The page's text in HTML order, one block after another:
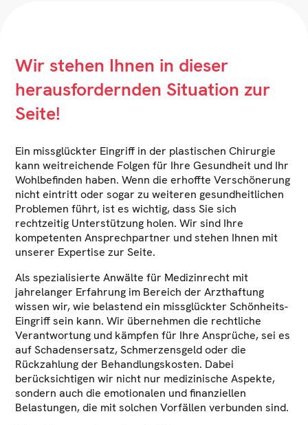
Wir stehen Ihnen in dieser
herausfordernden Situation zur
Seite!
Ein missglückter Eingriff in der plastischen Chirurgie
kann weitreichende Folgen für Ihre Gesundheit und Ihr
Wohlbefinden haben. Wenn die erhoffte Verschönerung
nicht eintritt oder sogar zu weiteren gesundheitlichen
Problemen führt, ist es wichtig, dass Sie sich
rechtzeitig Unterstützung holen. Wir sind Ihre
kompetenten Ansprechpartner und stehen Ihnen mit
unserer Expertise zur Seite.
Als spezialisierte Anwälte für Medizinrecht mit
jahrelanger Erfahrung im Bereich der Arzthaftung
wissen wir, wie belastend ein missglückter Schönheits-
Eingriff sein kann. Wir übernehmen die rechtliche
Verantwortung und kämpfen für Ihre Ansprüche, sei es
auf Schadensersatz, Schmerzensgeld oder die
Rückzahlung der Behandlungskosten. Dabei
berücksichtigen wir nicht nur medizinische Aspekte,
sondern auch die emotionalen und finanziellen
Belastungen, die mit solchen Vorfällen verbunden sind.